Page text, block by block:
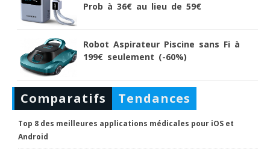
Prob à 36€ au lieu de 59€
Robot Aspirateur Piscine sans Fi à
199€ seulement (-60%)
Comparatifs Tendances
Top 8 des meilleures applications médicales pour iOS et
Android